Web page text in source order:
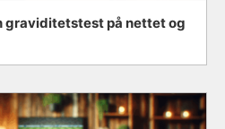
graviditetstest på nettet og